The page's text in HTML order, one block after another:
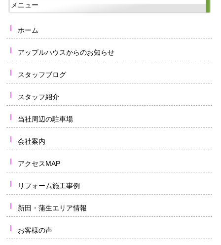
メニュー
ホーム
アップルハウスからのお知らせ
スタッフブログ
スタッフ紹介
当社周辺の駐車場
会社案内
アクセスMAP
リフォーム施工事例
新田・蒲生エリア情報
お客様の声